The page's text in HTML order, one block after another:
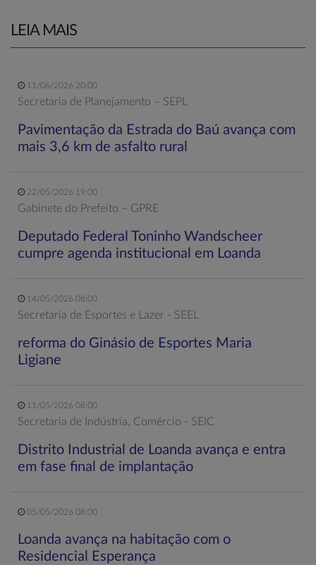
LEIA MAIS
11/06/2026 20:00
Secretaria de Planejamento – SEPL
Pavimentação da Estrada do Baú avança com
mais 3,6 km de asfalto rural
22/05/2026 19:00
Gabinete do Prefeito – GPRE
Deputado Federal Toninho Wandscheer
cumpre agenda institucional em Loanda
14/05/2026 08:00
Secretaria de Esportes e Lazer - SEEL
reforma do Ginásio de Esportes Maria
Ligiane
11/05/2026 08:00
Secretaria de Indústria, Comércio - SEIC
Distrito Industrial de Loanda avança e entra
em fase final de implantação
05/05/2026 08:00
Loanda avança na habitação com o
Residencial Esperança